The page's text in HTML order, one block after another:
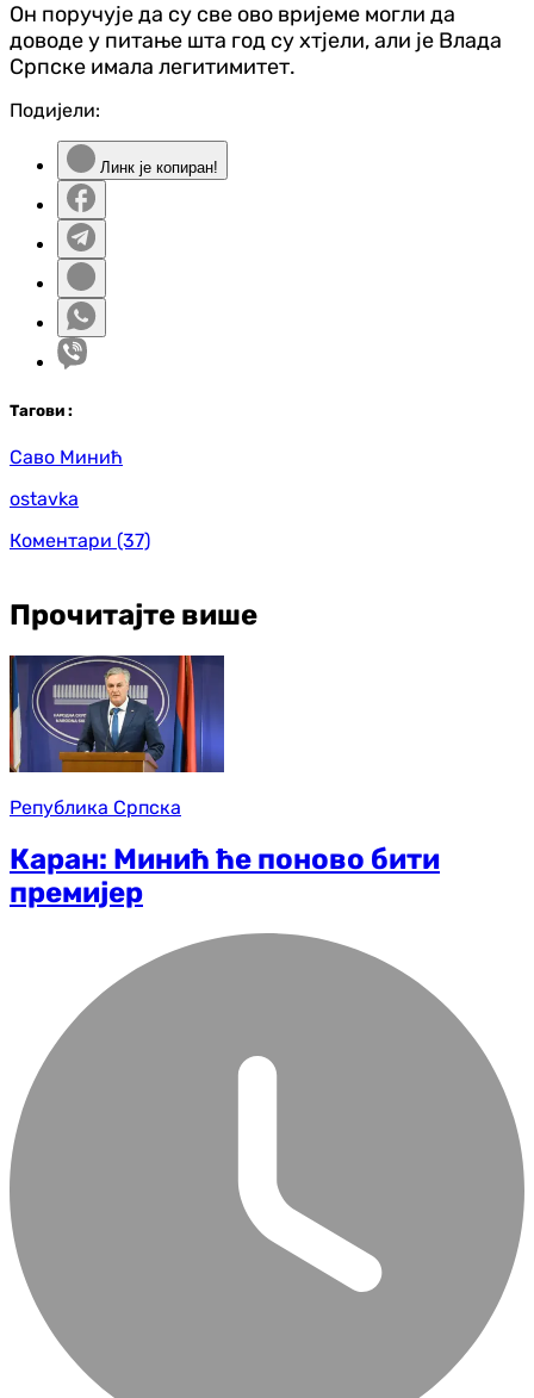
Он поручује да су све ово вријеме могли да
доводе у питање шта год су хтјели, али је Влада
Српске имала легитимитет.
Подијели:
Линк је копиран!
Тагови :
Саво Минић
ostavka
Коментари (37)
Прочитајте више
Република Српска
Каран: Минић ће поново бити
премијер